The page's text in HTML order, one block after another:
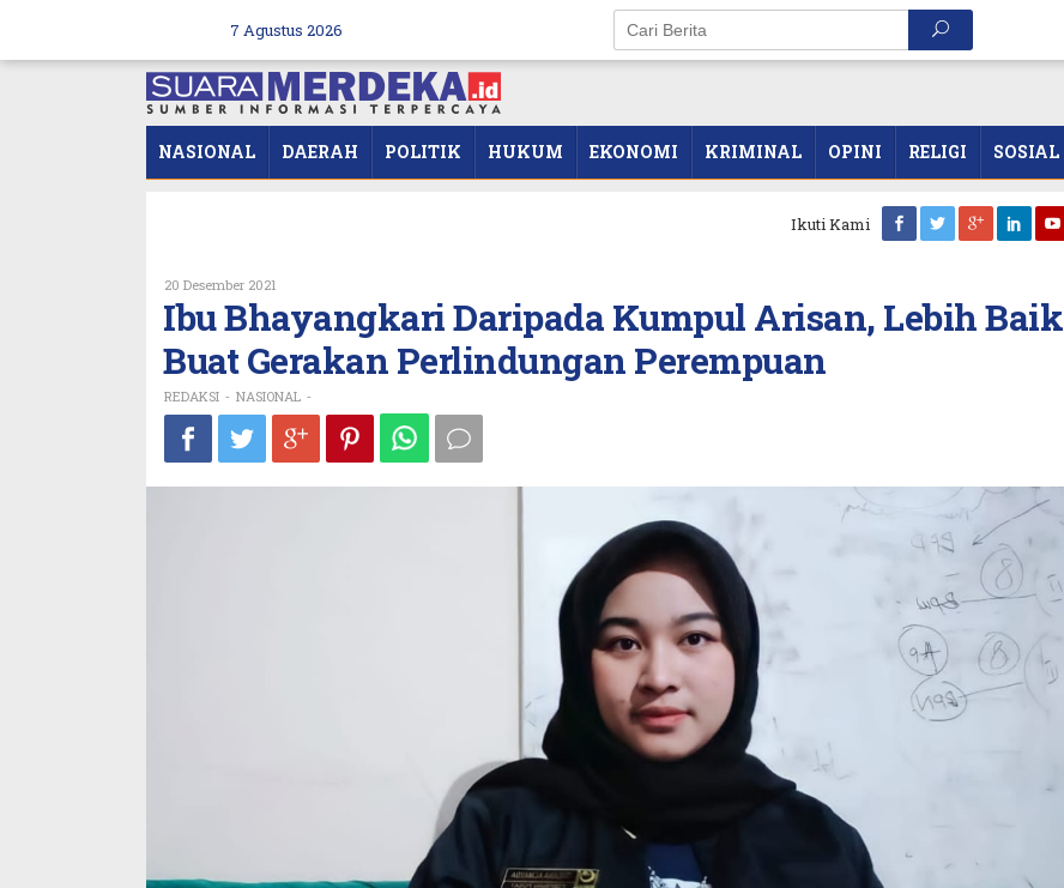
7 Agustus 2026
NASIONAL DAERAH POLITIK HUKUM EKONOMI KRIMINAL OPINI RELIGI SOSIAL
Ikuti Kami
20 Desember 2021
Ibu Bhayangkari Daripada Kumpul Arisan, Lebih Baik
Buat Gerakan Perlindungan Perempuan
REDAKSI - NASIONAL -